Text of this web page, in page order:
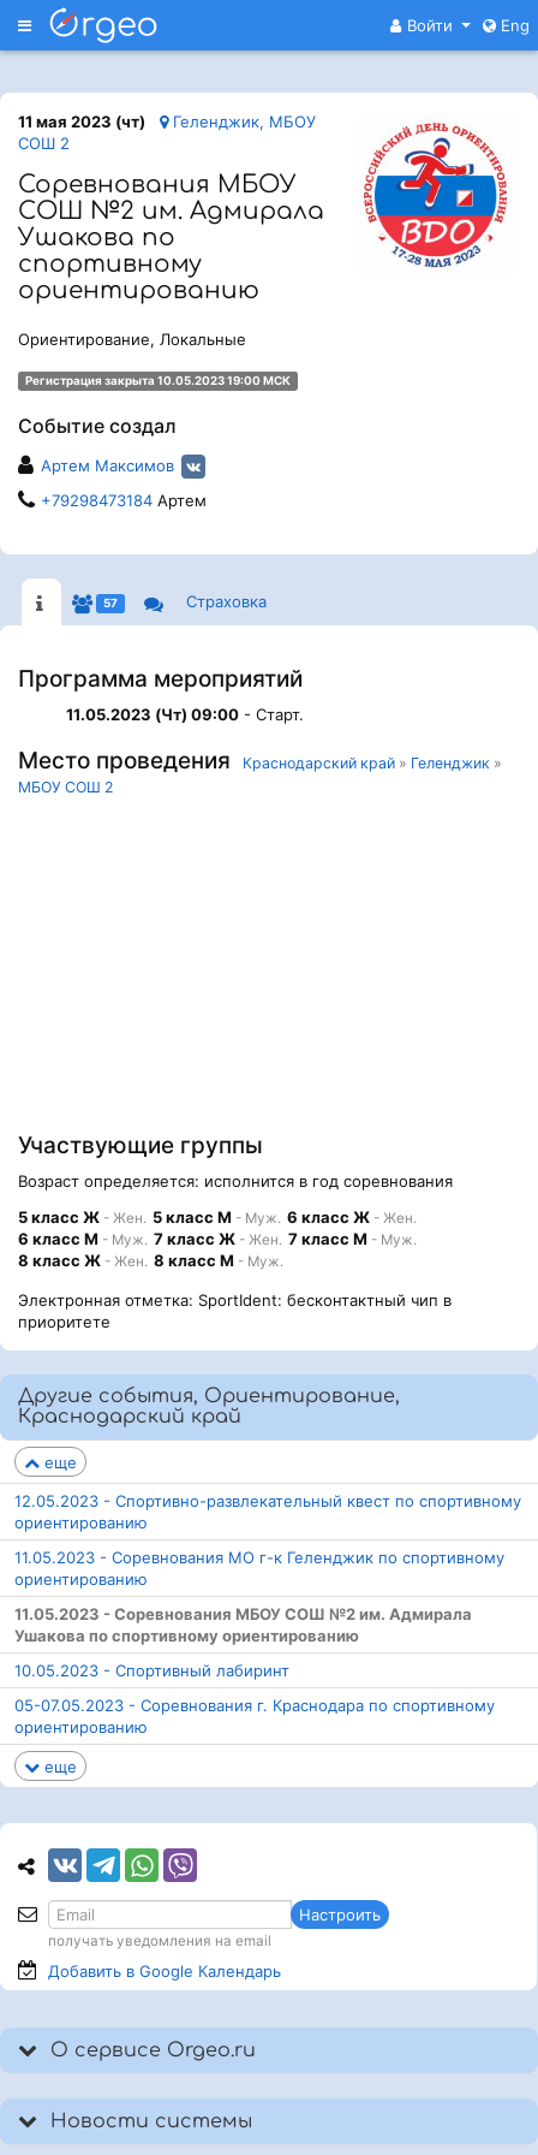
Меню Войти Eng
11 мая 2023 (чт)
Геленджик, МБОУ
СОШ 2
Соревнования МБОУ
СОШ №2 им. Адмирала
Ушакова по
спортивному
ориентированию
Ориентирование, Локальные
Регистрация закрыта 10.05.2023 19:00 МСК
Событие создал
Артем Максимов
+79298473184 Артем
57 Страховка
Программа мероприятий
11.05.2023 (Чт) 09:00 - Старт.
Место проведения Краснодарский край » Геленджик »
МБОУ СОШ 2
Участвующие группы
Возраст определяется: исполнится в год соревнования
5 класс Ж - Жен. 5 класс М - Муж. 6 класс Ж - Жен.
6 класс М - Муж. 7 класс Ж - Жен. 7 класс М - Муж.
8 класс Ж - Жен. 8 класс М - Муж.
Электронная отметка: SportIdent: бесконтактный чип в
приоритете
Другие события, Ориентирование,
Краснодарский край
еще
12.05.2023 - Спортивно-развлекательный квест по спортивному
ориентированию
11.05.2023 - Соревнования МО г-к Геленджик по спортивному
ориентированию
11.05.2023 - Соревнования МБОУ СОШ №2 им. Адмирала
Ушакова по спортивному ориентированию
10.05.2023 - Спортивный лабиринт
05-07.05.2023 - Соревнования г. Краснодара по спортивному
ориентированию
еще
Настроить
получать уведомления на email
Добавить в Google Календарь
О сервисе Orgeo.ru
Новости системы